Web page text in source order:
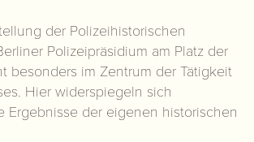
der Polizeihistorischen
Polizeipräsidium am Platz der
besonders im Zentrum der Tätigkeit
Hier widerspiegeln sich
Ergebnisse der eigenen historischen